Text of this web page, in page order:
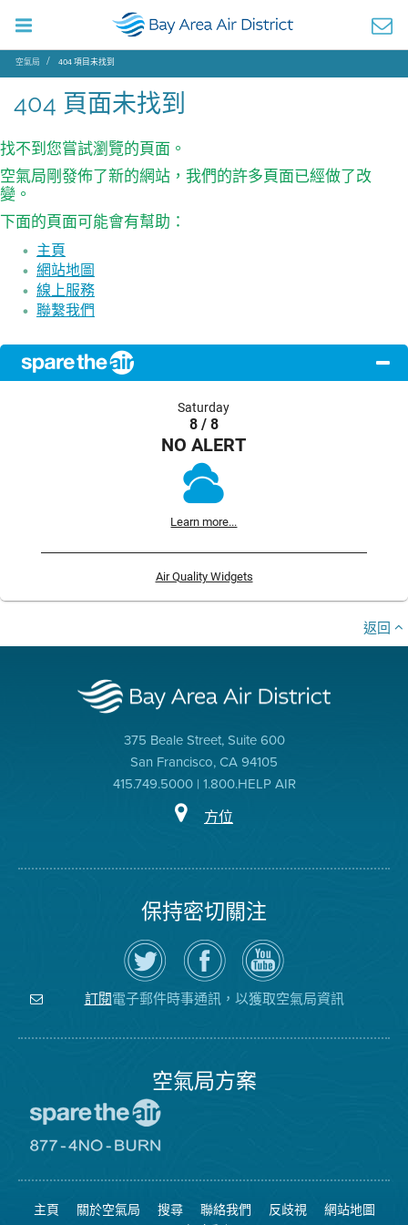
空氣局 404 項目未找到
404 頁面未找到
找不到您嘗試瀏覽的頁面。
空氣局剛發佈了新的網站，我們的許多頁面已經做了改
變。
下面的頁面可能會有幫助：
主頁
網站地圖
線上服務
聯繫我們
Saturday
8 / 8
NO ALERT
Learn more...
Air Quality Widgets
返回
375 Beale Street, Suite 600
San Francisco, CA 94105
415.749.5000 | 1.800.HELP AIR
方位
保持密切關注
在
Twitter
上
關
注
空
瀏
覽
氣
局
的
空
氣
局
YouTube
頻
道
訂閱電子郵件時事通訊，以獲取空氣局資訊
空氣局方案
空
日
網
8774
可
燃
主頁 關於空氣局 搜尋 聯絡我們 反歧視
網站地圖